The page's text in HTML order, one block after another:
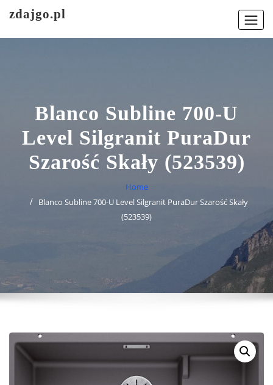
zdajgo.pl
Blanco Subline 700-U
Level Silgranit PuraDur
Szarość Skały (523539)
Home
Blanco Subline 700-U Level Silgranit PuraDur Szarość Skały
(523539)